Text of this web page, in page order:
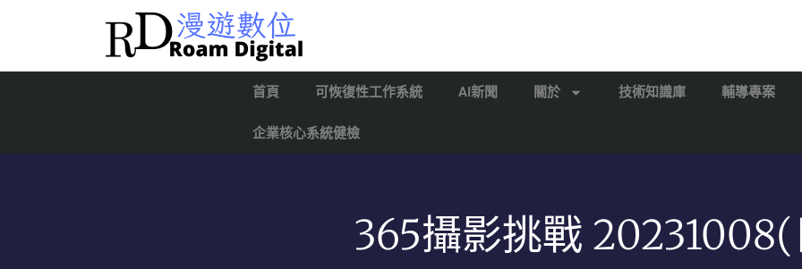
首頁 可恢復性工作系統 AI新聞 關於 技術知識庫 輔導專案
企業核心系統健檢
365攝影挑戰